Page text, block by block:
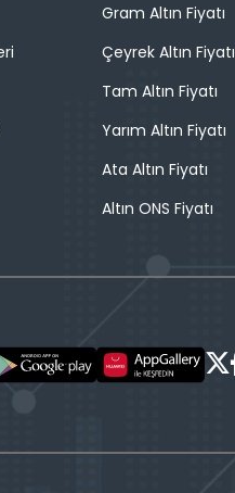
Gram Altın Fiyatı
Çeyrek Altın Fiyatı
Tam Altın Fiyatı
Yarım Altın Fiyatı
Ata Altın Fiyatı
Altın ONS Fiyatı